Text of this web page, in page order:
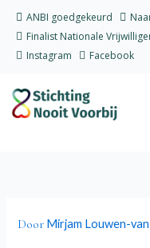
ANBI goedgekeurd
Finalist Nationale
Instagram
Facebook
Door Mirjam Louwen-van